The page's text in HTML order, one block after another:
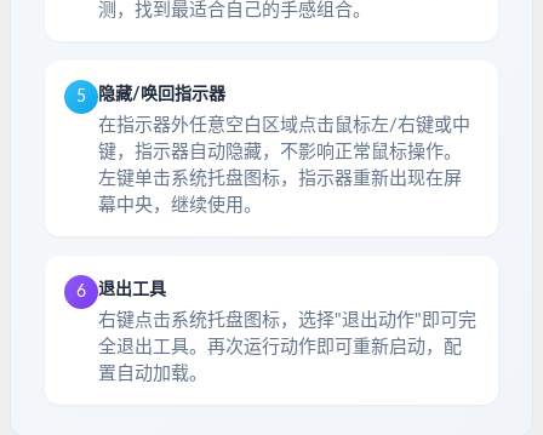
测，找到最适合自己的手感组合。
5 隐藏/唤回指示器
在指示器外任意空白区域点击鼠标左/右键或中
键，指示器自动隐藏，不影响正常鼠标操作。
左键单击系统托盘图标，指示器重新出现在屏
幕中央，继续使用。
6 退出工具
右键点击系统托盘图标，选择"退出动作"即可完
全退出工具。再次运行动作即可重新启动，配
置自动加载。